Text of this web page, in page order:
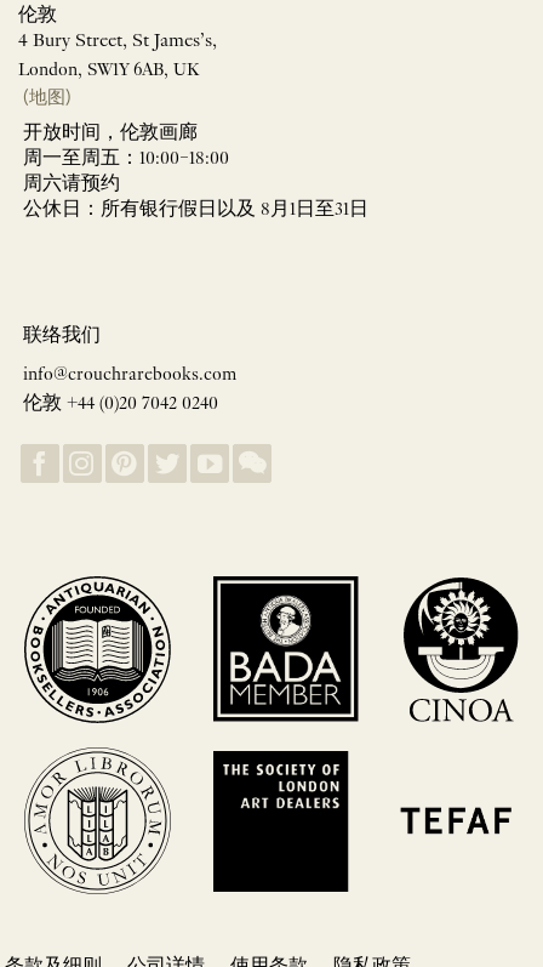
伦敦
4 Bury Street, St James’s,
London, SW1Y 6AB, UK
(地图)
开放时间，伦敦画廊
周一至周五：10:00–18:00
周六请预约
公休日：所有银行假日以及 8月1日至31日
联络我们
info@crouchrarebooks.com
伦敦 +44 (0)20 7042 0240